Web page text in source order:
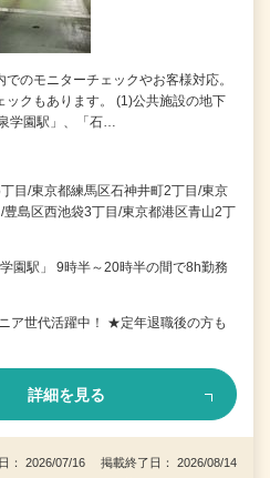
のモニターチェックやお客様対応。
ックもあります。 (1)公共施設の地下
学園駅」、「石…
目/東京都練馬区石神井町2丁目/東京
島区西池袋3丁目/東京都港区青山2丁
園駅」 9時半～20時半の間で8h勤務
ア世代活躍中！ ★定年退職後の方も
詳細を見る
： 2026/07/16 掲載終了日： 2026/08/14